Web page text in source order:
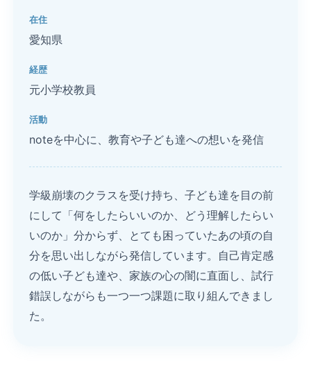
在住
愛知県
経歴
元小学校教員
活動
noteを中心に、教育や子ども達への想いを発信
学級崩壊のクラスを受け持ち、子ども達を目の前
にして「何をしたらいいのか、どう理解したらい
いのか」分からず、とても困っていたあの頃の自
分を思い出しながら発信しています。自己肯定感
の低い子ども達や、家族の心の闇に直面し、試行
錯誤しながらも一つ一つ課題に取り組んできまし
た。